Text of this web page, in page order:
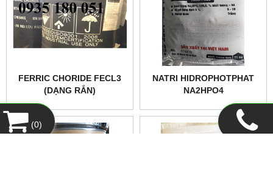
FERRIC CHORIDE FECL3
(DẠNG RẮN)
NATRI HIDROPHOTPHAT
NA2HPO4
(0)